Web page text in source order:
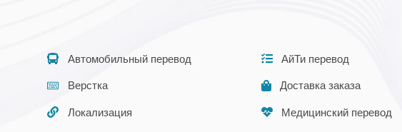
Автомобильный перевод
Верстка
Локализация
АйТи перевод
Доставка заказа
Медицинский перевод